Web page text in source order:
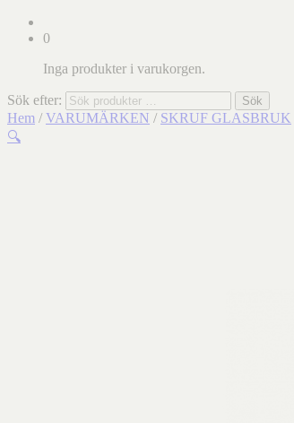
0
Inga produkter i varukorgen.
Sök efter: Sök
Hem / VARUMÄRKEN / SKRUF GLASBRUK
🔍